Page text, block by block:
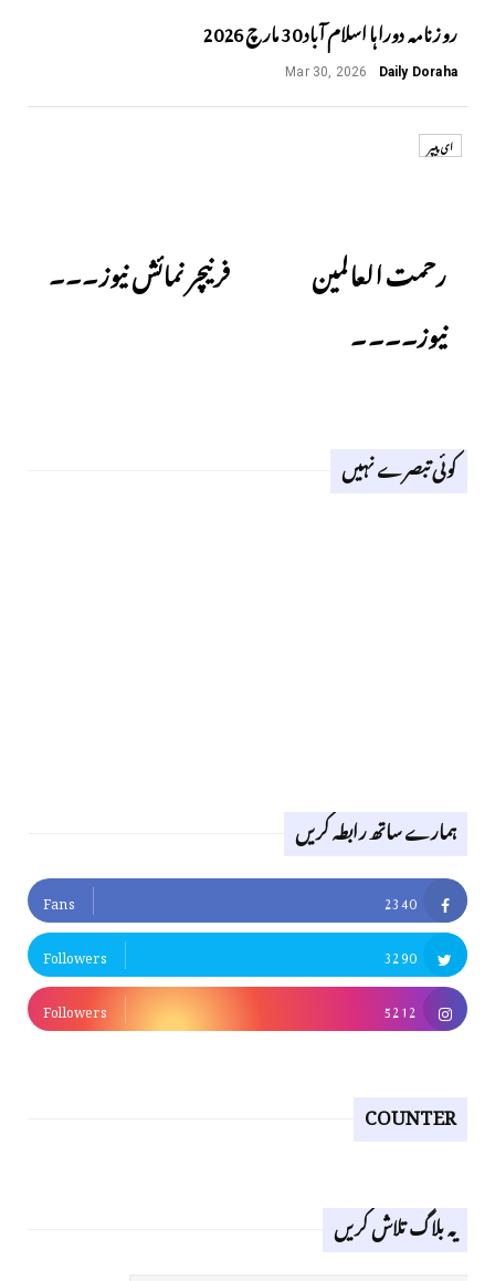
روزنامہ دوراہا اسلام آباد 30 مارچ 2026
Daily Doraha
Mar 30, 2026
ای پیپر
رحمت العالمین
نیوز۔۔۔۔
فرنیچر نمائش نیوز۔۔۔
کوئی تبصرے نہیں
ہمارے ساتھ رابطہ کریں
2340
Fans
3290
Followers
5212
Followers
COUNTER
یہ بلاگ تلاش کریں